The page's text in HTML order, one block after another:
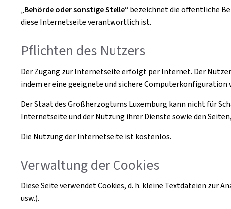
„Behörde oder sonstige Stelle“ bezeichnet die öffentliche
diese Internetseite verantwortlich ist.
Pflichten des Nutzers
Der Zugang zur Internetseite erfolgt per Internet. Der
indem er eine geeignete und sichere Computerkonfiguration
Der Staat des Großherzogtums Luxemburg kann nicht für
Internetseite und der Nutzung ihrer Dienste sowie den
Die Nutzung der Internetseite ist kostenlos.
Verwaltung derCookies
Diese Seite verwendetCookies, d. h. kleine Textdateien zur
usw.).